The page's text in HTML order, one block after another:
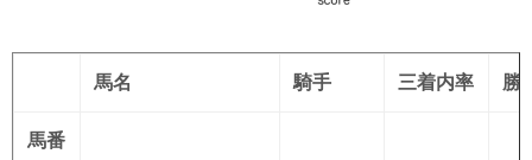
馬名 騎手 三着内率 勝
馬番